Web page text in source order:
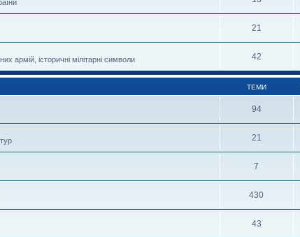
21
армій, історичні мілітарні символи 42
ТЕМИ
94
21
7
430
43